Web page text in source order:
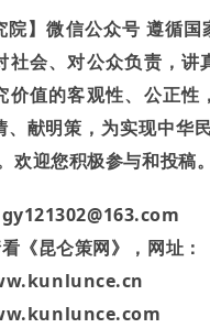
院】微信公众号 遵循
社会、对公众负责，讲
价值的客观性、公正性
、献明策，为实现中华
欢迎您积极参与和投稿。
gy121302@163.com
《昆仑策网》，网址：